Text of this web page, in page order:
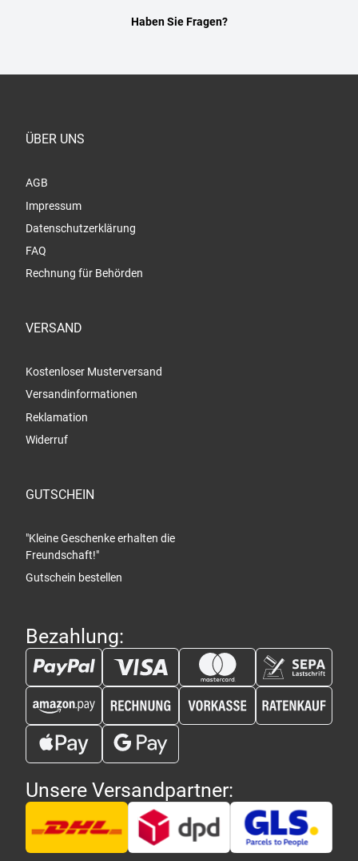
Haben Sie Fragen?
ÜBER UNS
AGB
Impressum
Datenschutzerklärung
FAQ
Rechnung für Behörden
VERSAND
Kostenloser Musterversand
Versandinformationen
Reklamation
Widerruf
GUTSCHEIN
"Kleine Geschenke erhalten die
Freundschaft!"
Gutschein bestellen
Bezahlung:
Unsere Versandpartner: